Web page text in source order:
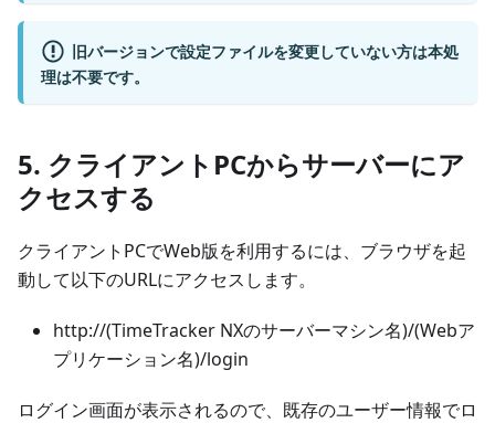
旧バージョンで設定ファイルを変更していない方は本処
理は不要です。
5. クライアントPCからサーバーにア
クセスする
クライアントPCでWeb版を利用するには、ブラウザを起
動して以下のURLにアクセスします。
http://(TimeTracker NXのサーバーマシン名)/(Webア
プリケーション名)/login
ログイン画面が表示されるので、既存のユーザー情報でロ